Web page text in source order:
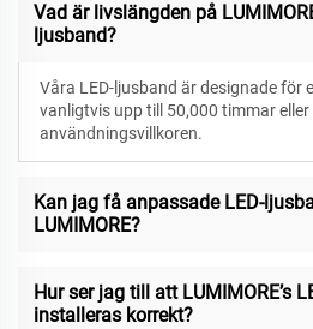
Vad är livslängden på
ljusband?
Våra LED-ljusband är designade för
vanligtvis upp till 50,000 timmar eller
användningsvillkoren.
Kan jag få anpassade LED-
LUMIMORE?
Hur ser jag till att LUMIMORE’s
installeras korrekt?